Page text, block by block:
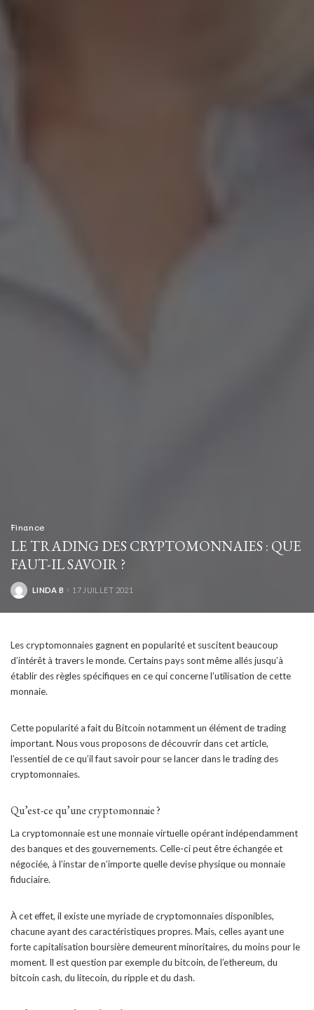
Finance
LE TRADING DES CRYPTOMONNAIES : QUE
FAUT-IL SAVOIR ?
POSTED
LINDA B 17 JUILLET 2021
Les cryptomonnaies gagnent en popularité et suscitent beaucoup
d’intérêt à travers le monde. Certains pays sont même allés jusqu’à
établir des règles spécifiques en ce qui concerne l’utilisation de cette
monnaie.
Cette popularité a fait du Bitcoin notamment un élément de trading
important. Nous vous proposons de découvrir dans cet article,
l’essentiel de ce qu’il faut savoir pour se lancer dans le trading des
cryptomonnaies.
Qu’est-ce qu’une cryptomonnaie ?
La cryptomonnaie est une monnaie virtuelle opérant indépendamment
des banques et des gouvernements. Celle-ci peut être échangée et
négociée, à l’instar de n’importe quelle devise physique ou monnaie
fiduciaire.
À cet effet, il existe une myriade de cryptomonnaies disponibles,
chacune ayant des caractéristiques propres. Mais, celles ayant une
forte capitalisation boursière demeurent minoritaires, du moins pour le
moment. Il est question par exemple du bitcoin, de l’ethereum, du
bitcoin cash, du litecoin, du ripple et du dash.